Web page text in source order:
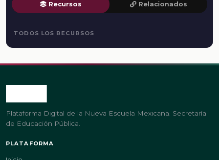
Recursos Relacionados
TODOS LOS RECURSOS
Plataforma Digital de la Nueva Escuela Mexicana. Secretaría
de Educación Pública.
PLATAFORMA